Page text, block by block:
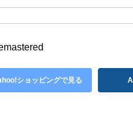
ショッピングで見る